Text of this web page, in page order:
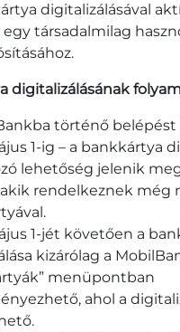
digitalizálásával
társadalmilag
digitalizálásának
történő belépést
1-ig – a bankkártya
lehetőség jelenik
akik rendelkeznek még
1-jét követően a
kizárólag a
menüpontban
ahol a